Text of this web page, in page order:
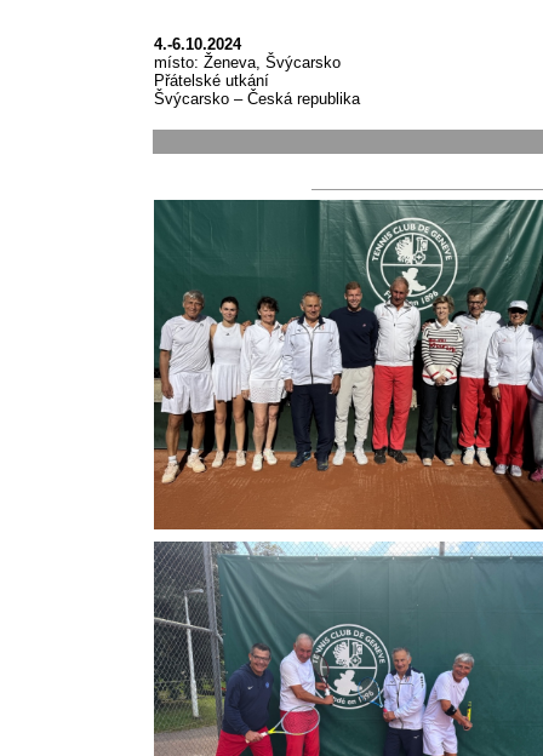
4.-6.10.2024
místo: Ženeva, Švýcarsko
Přátelské utkání
Švýcarsko – Česká republika